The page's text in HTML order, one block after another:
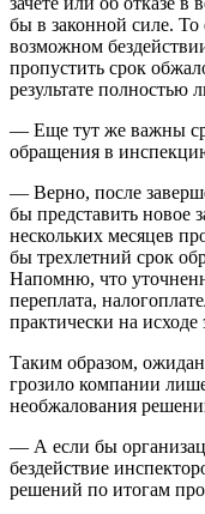
бы в законной силе. То
возможном
пропустить срок
результате полностью
— Еще тут же важны
обращения в
— Верно, после
бы представить новое
нескольких месяцев
бы трехлетний срок
Напомню, что
переплата,
практически на исходе
Таким образом,
грозило компании
необжалования
— А если бы
бездействие
решений по итогам